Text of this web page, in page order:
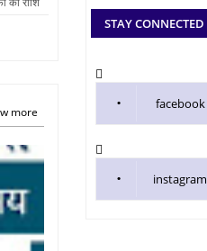
more
STAY CONNECTED
facebook
instagram